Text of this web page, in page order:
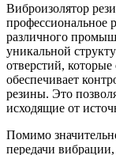
Виброизолятор
профессиональное
различного
уникальной
отверстий,
обеспечивает
резины. Это
исходящие от
Помимо
передачи